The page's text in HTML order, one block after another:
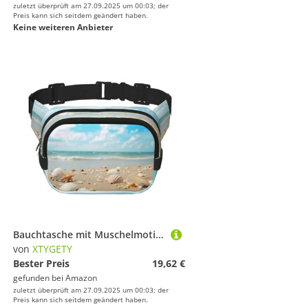
zuletzt überprüft am 27.09.2025 um 00:03; der
Preis kann sich seitdem geändert haben.
Keine weiteren Anbieter
Bauchtasche mit Muschelmotiv, für Damen und Herren, mit verstellbarem Gurt, für Reisen, Wandern, Radfahren
von XTYGETY
Bester Preis
19,62 €
gefunden bei Amazon
zuletzt überprüft am 27.09.2025 um 00:03; der
Preis kann sich seitdem geändert haben.